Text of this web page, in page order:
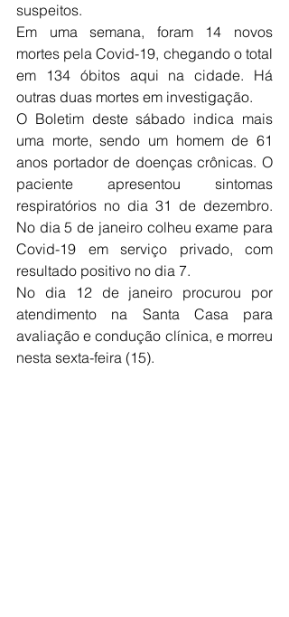
suspeitos.
Em uma semana, foram 14 novos
mortes pela Covid-19, chegando o total
em 134 óbitos aqui na cidade. Há
outras duas mortes em investigação.
O Boletim deste sábado indica mais
uma morte, sendo um homem de 61
anos portador de doenças crônicas. O
paciente apresentou sintomas
respiratórios no dia 31 de dezembro.
No dia 5 de janeiro colheu exame para
Covid-19 em serviço privado, com
resultado positivo no dia 7.
No dia 12 de janeiro procurou por
atendimento na Santa Casa para
avaliação e condução clínica, e morreu
nesta sexta-feira (15).